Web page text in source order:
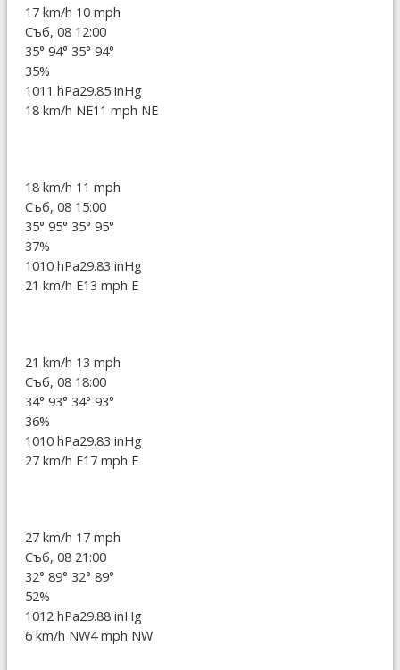
17 km/h 10 mph
Съб, 08 12:00
35° 94° 35° 94°
35%
1011 hPa29.85 inHg
18 km/h NE11 mph NE
18 km/h 11 mph
Съб, 08 15:00
35° 95° 35° 95°
37%
1010 hPa29.83 inHg
21 km/h E13 mph E
21 km/h 13 mph
Съб, 08 18:00
34° 93° 34° 93°
36%
1010 hPa29.83 inHg
27 km/h E17 mph E
27 km/h 17 mph
Съб, 08 21:00
32° 89° 32° 89°
52%
1012 hPa29.88 inHg
6 km/h NW4 mph NW